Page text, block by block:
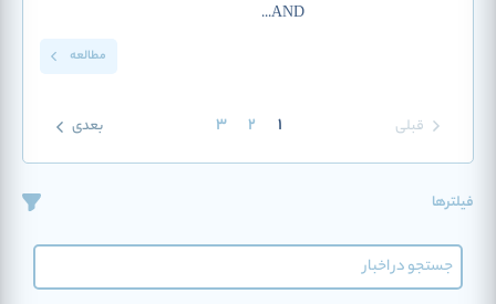
AND...
مطالعه
قبلی 1
2
3 بعدی
فیلترها